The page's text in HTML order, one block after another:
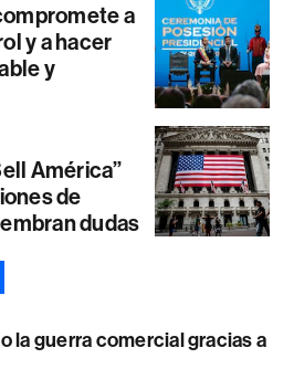
a
y a hacer
y
América”
de
dudas
la guerra comercial gracias a